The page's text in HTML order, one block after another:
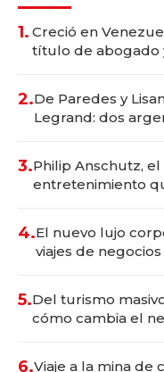
1. Creció en
título de abogado
2.De Paredes y
Legrand: dos
3.Philip Anschutz,
entretenimiento
4.El nuevo lujo
viajes de
5.Del turismo
cómo cambia el
6.Viaje a la mina de